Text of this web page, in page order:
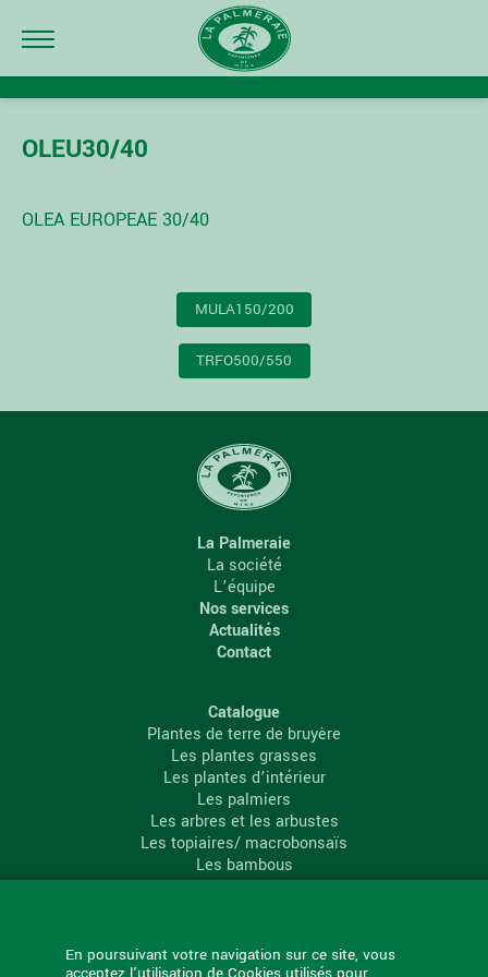
En poursuivant votre navigation sur ce site, vous
OLEU30/40
OLEA EUROPEAE 30/40
MULA150/200
TRFO500/550
La Palmeraie
La société
L’équipe
Nos services
Actualités
Contact
Catalogue
Plantes de terre de bruyère
Les plantes grasses
Les plantes d’intérieur
Les palmiers
Les arbres et les arbustes
Les topiaires/ macrobonsaïs
Les bambous
Les conifères
La Palmeraie